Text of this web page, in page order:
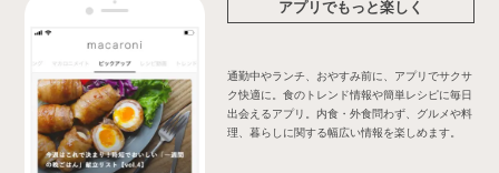
アプリでもっと楽しく
通勤中やランチ、おやすみ前に、アプリでサクサ
ク快適に。食のトレンド情報や簡単レシピに毎日
出会えるアプリ。内食・外食問わず、グルメや料
理、暮らしに関する幅広い情報を楽しめます。